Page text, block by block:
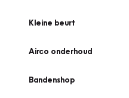
Kleine beurt
Airco onderhoud
Bandenshop